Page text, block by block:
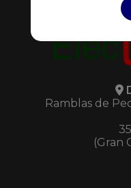
Ramblas de
(Gran